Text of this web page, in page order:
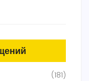
(181)